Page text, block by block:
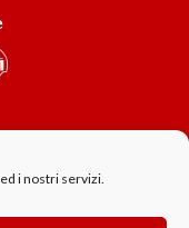
i nostri servizi.